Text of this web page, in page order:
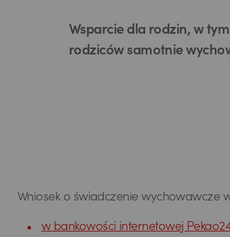
Wsparcie dla rodzin, w
rodziców samotnie
Wniosek o świadczenie wychowawcze
w bankowości internetowej